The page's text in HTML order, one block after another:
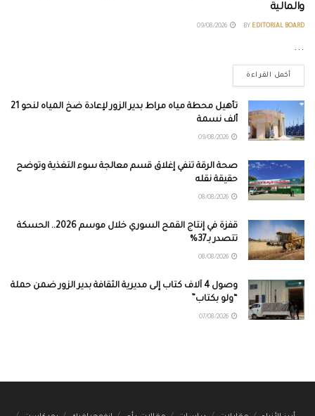
والمالية
BY EDITORIAL BOARD
...
أكمل القراءة
تأهيل محطة مياه مراط بدير الزور لإعادة ضخ المياه لنحو 21
ألف نسمة
صحة الرقة تنفي إغلاق قسم معالجة سوء التغذية وتوضح
حقيقة نقله
قفزة في إنتاج القمح السوري خلال موسم 2026.. الحسكة
تتصدر بـ37%
وصول 4 آلاف كتاب إلى مديرية الثقافة بدير الزور ضمن حملة
“ولو بكتاب”